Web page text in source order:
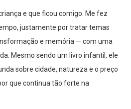
justamente por tratar temas
e memória — com uma
Mesmo sendo um livro infantil, ele
sobre cidade, natureza e o preço
que continua tão forte na